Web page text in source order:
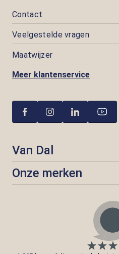
Contact
Veelgestelde vragen
Maatwijzer
Meer klantenservice
Van Dal
Onze merken